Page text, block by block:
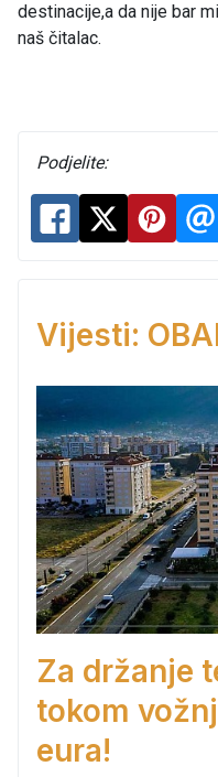
destinacije,a da nije bar
naš čitalac.
Podjelite:
Vijesti:
Za držanje
tokom
eura!